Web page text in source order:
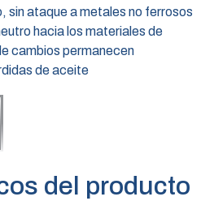
sin ataque a metales no ferrosos
hacia los materiales de
cambios permanecen
de aceite
del producto